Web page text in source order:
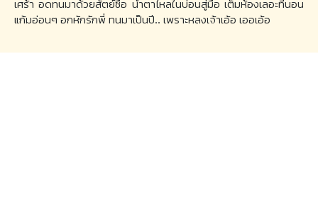
เศร้า อดทนมาด้วยสัตย์ซื่อ น้ำตาไหลในบ่อนสู่มื้อ เต็มห้องเลอะที่นอน
แก้มอ่อนๆ อกหักรักพี่ ทนมาเป็นปี.. เพราะหลงเจ้าเอ้อ เออเอ้อ